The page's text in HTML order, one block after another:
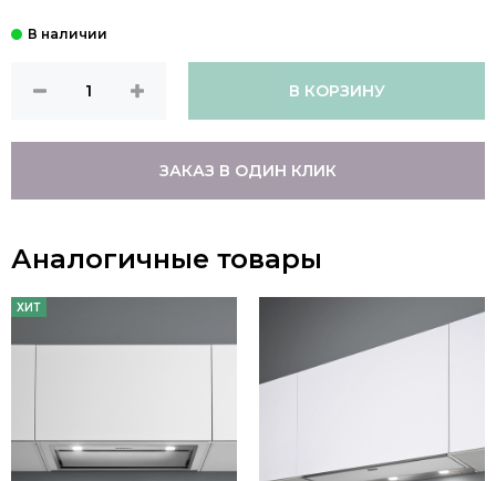
В КОРЗИНУ
ЗАКАЗ В ОДИН КЛИК
Аналогичные товары
ХИТ